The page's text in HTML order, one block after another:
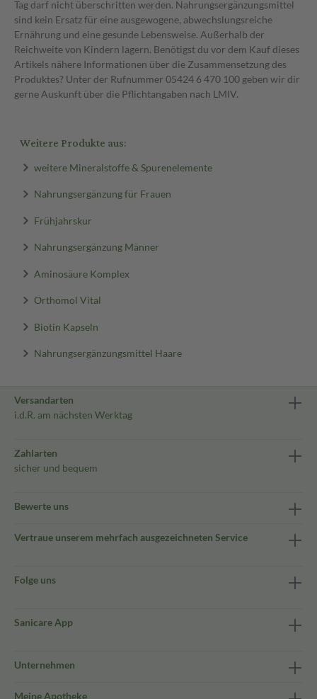
Tag darf nicht überschritten werden. Nahrungsergänzungsmittel
sind kein Ersatz für eine ausgewogene, abwechslungsreiche
Ernährung und eine gesunde Lebensweise. Außerhalb der
Reichweite von Kindern lagern. Benötigst du vor dem Kauf dieses
Artikels nähere Informationen über die Zusammensetzung des
Produktes? Unter der Rufnummer 05424 6 470 100 geben wir dir
gerne Auskunft über die Pflichtangaben nach LMIV.
Weitere Produkte aus:
weitere Mineralstoffe & Spurenelemente
Nahrungsergänzung für Frauen
Frühjahrskur
Nahrungsergänzung Männer
Aminosäure Komplex
Orthomol Vital
Biotin Kapseln
Nahrungsergänzungsmittel Haare
Versandarten
i.d.R. am nächsten Werktag
Zahlarten
sicher und bequem
Bewerte uns
Vertraue unserem mehrfach ausgezeichneten Service
Folge uns
Sanicare App
Unternehmen
Meine Apotheke